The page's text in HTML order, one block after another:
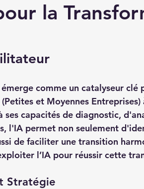
la
comme un catalyseur clé
et Moyennes Entreprises)
ses capacités de diagnostic,
l'IA permet non seulement
de faciliter une transition
l’IA pour réussir cette
Stratégie